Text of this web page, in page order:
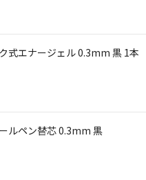
式エナージェル 0.3mm 黒 1本
ルペン替芯 0.3mm 黒